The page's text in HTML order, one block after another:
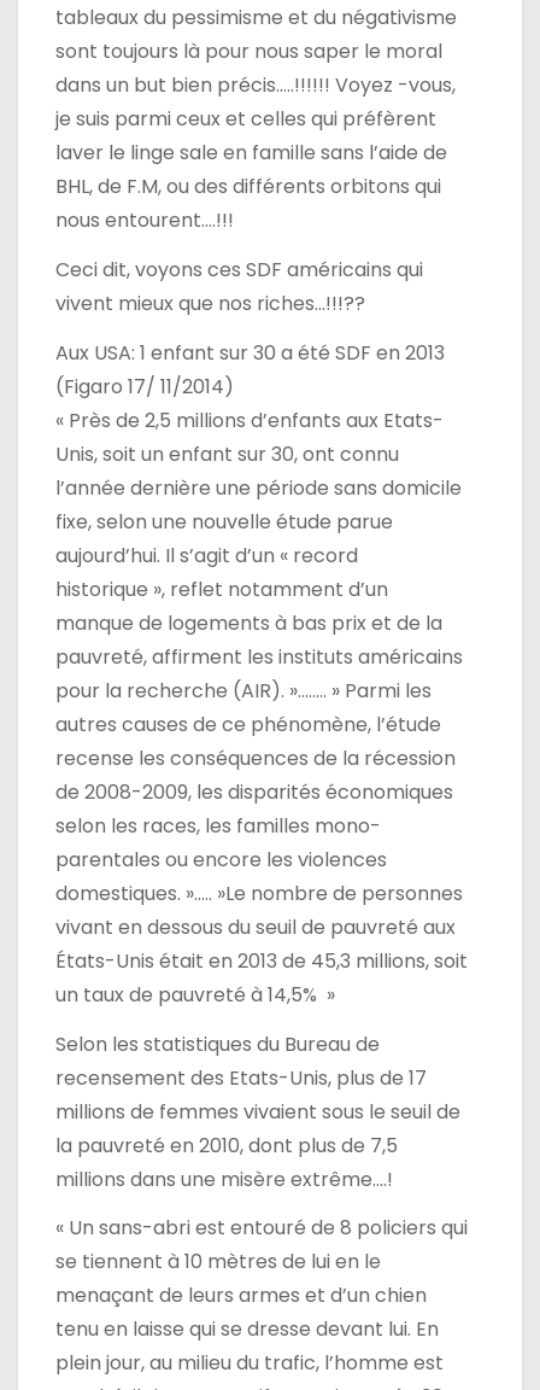
tableaux du pessimisme et du négativisme
sont toujours là pour nous saper le moral
dans un but bien précis…..!!!!!! Voyez -vous,
je suis parmi ceux et celles qui préfèrent
laver le linge sale en famille sans l’aide de
BHL, de F.M, ou des différents orbitons qui
nous entourent….!!!
Ceci dit, voyons ces SDF américains qui
vivent mieux que nos riches…!!!??
Aux USA: 1 enfant sur 30 a été SDF en 2013
(Figaro 17/ 11/2014)
« Près de 2,5 millions d’enfants aux Etats-
Unis, soit un enfant sur 30, ont connu
l’année dernière une période sans domicile
fixe, selon une nouvelle étude parue
aujourd’hui. Il s’agit d’un « record
historique », reflet notamment d’un
manque de logements à bas prix et de la
pauvreté, affirment les instituts américains
pour la recherche (AIR). »…….. » Parmi les
autres causes de ce phénomène, l’étude
recense les conséquences de la récession
de 2008-2009, les disparités économiques
selon les races, les familles mono-
parentales ou encore les violences
domestiques. »….. »Le nombre de personnes
vivant en dessous du seuil de pauvreté aux
États-Unis était en 2013 de 45,3 millions, soit
un taux de pauvreté à 14,5% »
Selon les statistiques du Bureau de
recensement des Etats-Unis, plus de 17
millions de femmes vivaient sous le seuil de
la pauvreté en 2010, dont plus de 7,5
millions dans une misère extrême….!
« Un sans-abri est entouré de 8 policiers qui
se tiennent à 10 mètres de lui en le
menaçant de leurs armes et d’un chien
tenu en laisse qui se dresse devant lui. En
plein jour, au milieu du trafic, l’homme est